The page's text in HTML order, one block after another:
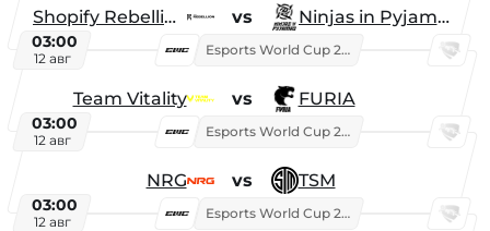
Shopify Rebellion vs Ninjas in Pyjamas
03:00
12 авг
Esports World Cup 2026
Team Vitality vs FURIA
03:00
12 авг
Esports World Cup 2026
NRG vs TSM
03:00
12 авг
Esports World Cup 2026